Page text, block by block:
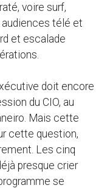
voire surf,
télé et
et escalade
doit encore
du CIO, au
Mais cette
cette question,
Les cinq
presque crier
se